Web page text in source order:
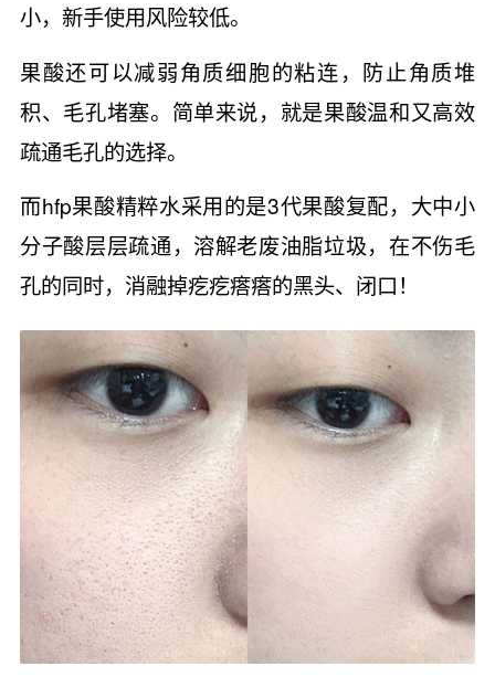
小，新手使用风险较低。
果酸还可以减弱角质细胞的粘连，防止角质堆
积、毛孔堵塞。简单来说，就是果酸温和又高效
疏通毛孔的选择。
而hfp果酸精粹水采用的是3代果酸复配，大中小
分子酸层层疏通，溶解老废油脂垃圾，在不伤毛
孔的同时，消融掉疙疙瘩瘩的黑头、闭口！